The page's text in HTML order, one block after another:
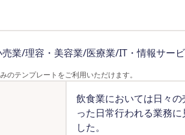
業/理容・美容業/医療業/IT・情報サー
テンプレートをご利用いただけます。
飲食業においては日々
った日常行われる業務
した。